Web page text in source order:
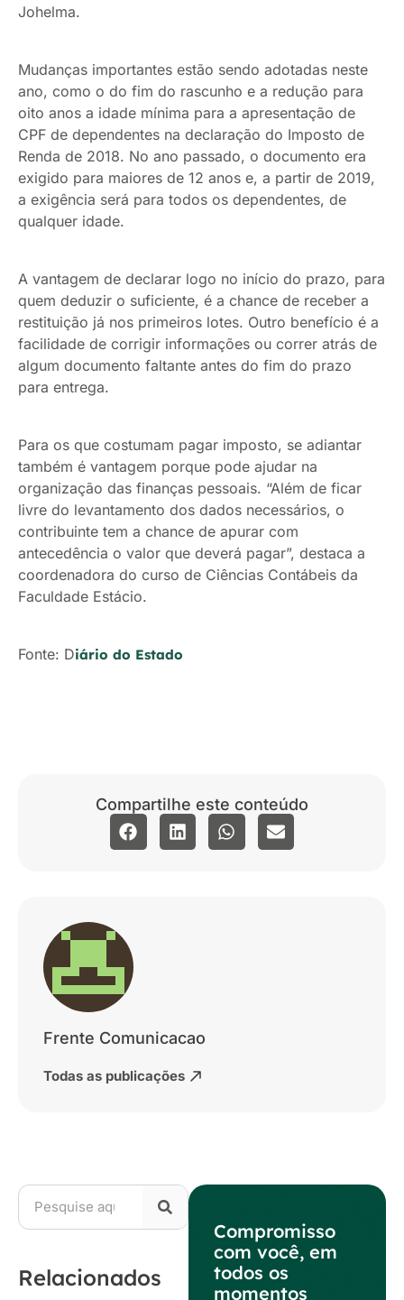
Johelma.
Mudanças importantes estão sendo adotadas neste
ano, como o do fim do rascunho e a redução para
oito anos a idade mínima para a apresentação de
CPF de dependentes na declaração do Imposto de
Renda de 2018. No ano passado, o documento era
exigido para maiores de 12 anos e, a partir de 2019,
a exigência será para todos os dependentes, de
qualquer idade.
A vantagem de declarar logo no início do prazo, para
quem deduzir o suficiente, é a chance de receber a
restituição já nos primeiros lotes. Outro benefício é a
facilidade de corrigir informações ou correr atrás de
algum documento faltante antes do fim do prazo
para entrega.
Para os que costumam pagar imposto, se adiantar
também é vantagem porque pode ajudar na
organização das finanças pessoais. “Além de ficar
livre do levantamento dos dados necessários, o
contribuinte tem a chance de apurar com
antecedência o valor que deverá pagar”, destaca a
coordenadora do curso de Ciências Contábeis da
Faculdade Estácio.
Fonte: Diário do Estado
Compartilhe este conteúdo
Frente Comunicacao
Todas as publicações
Relacionados
Compromisso
com você, em
todos os
momentos